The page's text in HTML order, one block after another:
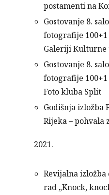
postamenti na
Gostovanje 8.
fotografije
Galeriji Kulturne
Gostovanje 8.
fotografije
Foto kluba Split
Godišnja izložba
Rijeka – pohvala
2021.
Revijalna izložba
rad „Knock,